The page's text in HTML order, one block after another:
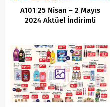
A101 25 Nisan – 2 Mayıs
2024 Aktüel İndirimli